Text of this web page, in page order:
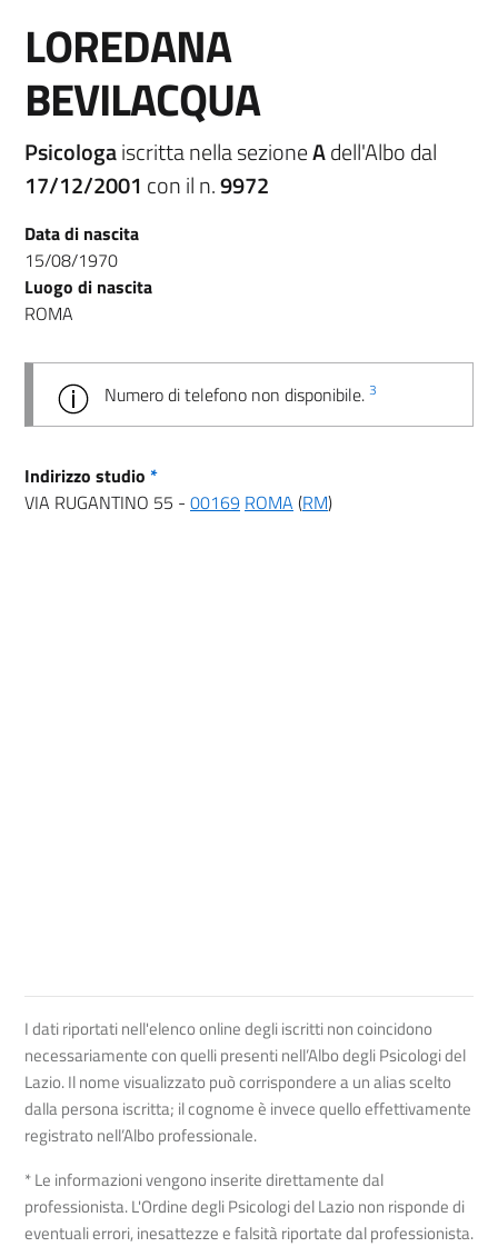
LOREDANA
BEVILACQUA
Psicologaiscritta nella sezioneAdell'Albo dal
17/12/2001 con il n.9972
Data di nascita
15/08/1970
Luogo di nascita
ROMA
Numero di telefono non disponibile. 3
Indirizzo studio *
VIA RUGANTINO 55 - 00169 ROMA (RM)
I dati riportati nell'elenco online degli iscritti non coincidono
necessariamente con quelli presenti nell’Albo degli Psicologi del
Lazio. Il nome visualizzato può corrispondere a un alias scelto
dalla persona iscritta; il cognome è invece quello effettivamente
registrato nell’Albo professionale.
* Le informazioni vengono inserite direttamente dal
professionista. L'Ordine degli Psicologi del Lazio non risponde di
eventuali errori, inesattezze e falsità riportate dal professionista.